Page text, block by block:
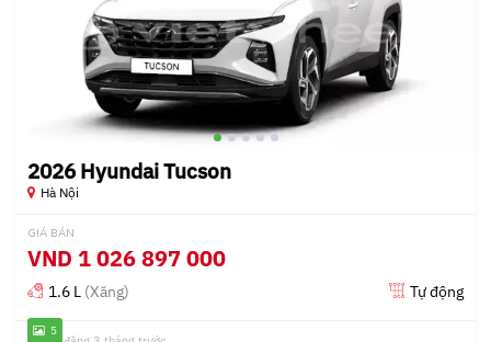
5
2026 Hyundai Tucson
Hà Nội
GIÁ BÁN
VND 1 026 897 000
1.6 L (Xăng) Tự động